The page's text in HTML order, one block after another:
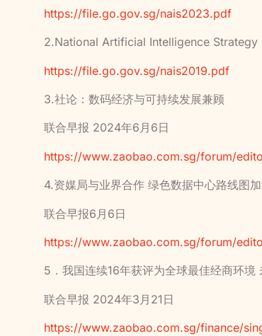
https://file.go.gov.sg/nais2023.pdf
2.National Artificial Intelligence Strategy
https://file.go.gov.sg/nais2019.pdf
3.社论：数码经济与可持续发展兼顾
联合早报 2024年6月6日
https://www.zaobao.com.sg/forum/
4.资媒局与业界合作 绿色数据中心路线图
联合早报6月6日
https://www.zaobao.com.sg/forum/
5．我国连续16年获评为全球最佳经商环境
联合早报 2024年3月21日
https://www.zaobao.com.sg/finance/